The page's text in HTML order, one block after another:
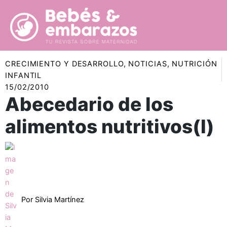
contenido
CRECIMIENTO Y DESARROLLO, NOTICIAS, NUTRICIÓN
INFANTIL
15/02/2010
Abecedario de los
alimentos nutritivos(I)
Por Silvia Martínez